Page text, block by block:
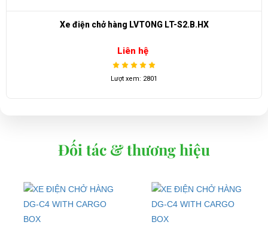
Xe điện chở hàng LVTONG LT-S2.B.HX
Liên hệ
Lượt xem: 2801
Đối tác & thương hiệu